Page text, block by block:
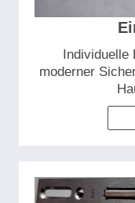
Individuelle
moderner